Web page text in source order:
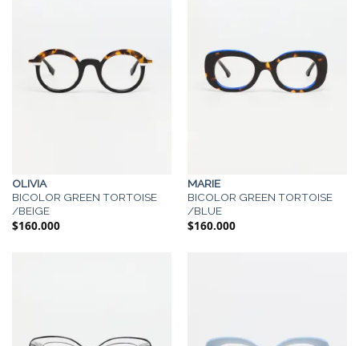
OLIVIA
BICOLOR GREEN TORTOISE
/BEIGE
$160.000
MARIE
BICOLOR GREEN TORTOISE
/BLUE
$160.000